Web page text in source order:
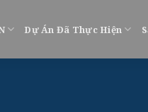
Dự Án Đã Thực Hiện